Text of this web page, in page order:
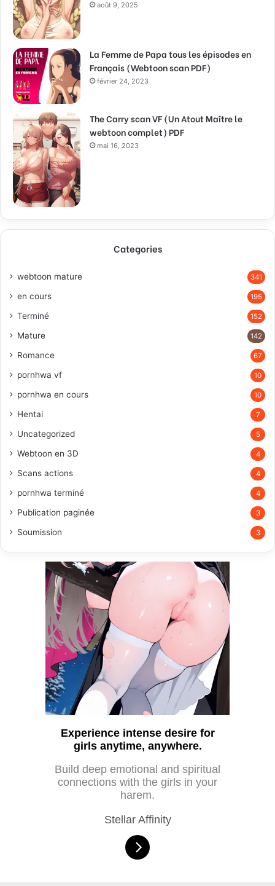
août 9, 2025
La Femme de Papa tous les épisodes en
Français (Webtoon scan PDF)
février 24, 2023
The Carry scan VF (Un Atout Maître le
webtoon complet) PDF
mai 16, 2023
Categories
webtoon mature 341
en cours 195
Terminé 152
Mature 142
Romance 67
pornhwa vf 10
pornhwa en cours 10
Hentai 7
Uncategorized 5
Webtoon en 3D 4
Scans actions 4
pornhwa terminé 4
Publication paginée 3
Soumission 3
Experience intense desire for
girls anytime, anywhere.
Build deep emotional and spiritual
connections with the girls in your
harem.
Stellar Affinity